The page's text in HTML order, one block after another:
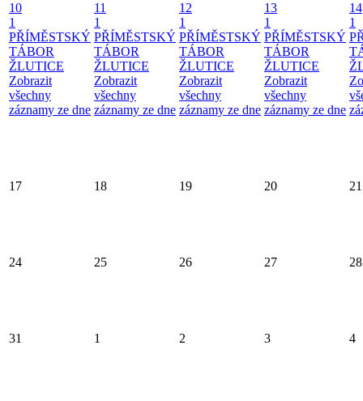
10
1
PŘÍMĚSTSKÝ
TÁBOR
ŽLUTICE
Zobrazit
všechny
záznamy ze dne
11
1
PŘÍMĚSTSKÝ
TÁBOR
ŽLUTICE
Zobrazit
všechny
záznamy ze dne
12
1
PŘÍMĚSTSKÝ
TÁBOR
ŽLUTICE
Zobrazit
všechny
záznamy ze dne
13
1
PŘÍMĚSTSKÝ
TÁBOR
ŽLUTICE
Zobrazit
všechny
záznamy ze dne
14
1
17 18 19 20 21
24 25 26 27 28
31 1 2 3 4